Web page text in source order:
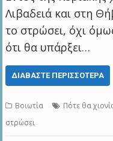
Λιβαδειά και στη
το στρώσει, όχι
ότι θα υπάρξει…
ΔΙΑΒΆΣΤΕ ΠΕΡΙΣΣΌΤΕΡΑ
Βοιωτία
Πότε θα
στρώσει